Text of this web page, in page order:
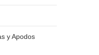
y Apodos